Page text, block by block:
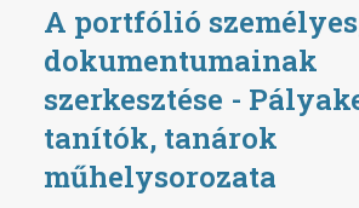
A portfólió
dokumentumainak
szerkesztése -
tanítók, tanárok
műhelysorozata